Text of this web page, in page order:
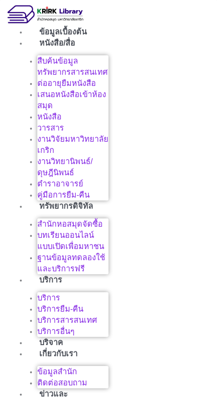
ข้อมูลเบื้องต้น
หนังสือ/สื่อ
สืบค้นข้อมูล
ทรัพยากรสารสนเทศ
ต่ออายุยืมหนังสือ
เสนอหนังสือเข้าห้อง
สมุด
หนังสือ
วารสาร
งานวิจัยมหาวิทยาลัย
เกริก
งานวิทยานิพนธ์/
ดุษฎีนิพนธ์
ตำราอาจารย์
คู่มือการยืม-คืน
ทรัพยากรดิจิทัล
สำนักหอสมุดจัดซื้อ
บทเรียนออนไลน์
แบบเปิดเพื่อมหาชน
ฐานข้อมูลทดลองใช้
และบริการฟรี
บริการ
บริการ
บริการยืม-คืน
บริการสารสนเทศ
บริการอื่นๆ
บริจาค
เกี่ยวกับเรา
ข้อมูลสำนัก
ติดต่อสอบถาม
ข่าวและ